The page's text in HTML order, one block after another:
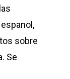
sobre
Se